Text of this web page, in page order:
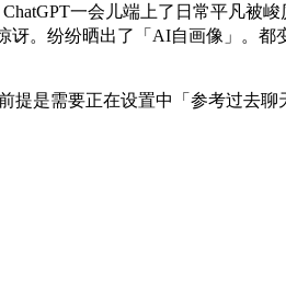
一会儿端上了日常平凡被
讶。纷纷晒出了「AI自画像」。都
提是需要正在设置中「参考过去聊